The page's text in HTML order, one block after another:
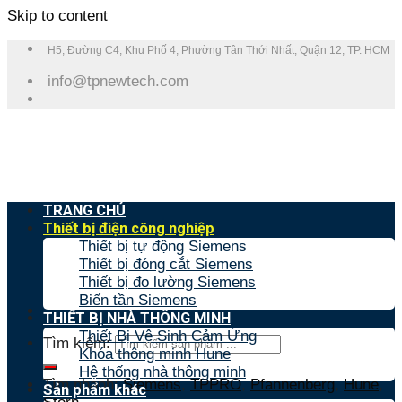
Skip to content
H5, Đường C4, Khu Phố 4, Phường Tân Thới Nhất, Quận 12, TP. HCM
info@tpnewtech.com
Tìm kiếm:
Tìm nhanh:Siemens,TPPRO,Pfannenberg,Hune,
TRANG CHỦ
Thiết bị điện công nghiệp
Thiết bị tự động Siemens
Thiết bị đóng cắt Siemens
Thiết bị đo lường Siemens
Biến tần Siemens
THIẾT BỊ NHÀ THÔNG MINH
Thiết Bị Vệ Sinh Cảm Ứng
Khóa thông minh Hune
Hệ thống nhà thông minh
Sản phẩm khác